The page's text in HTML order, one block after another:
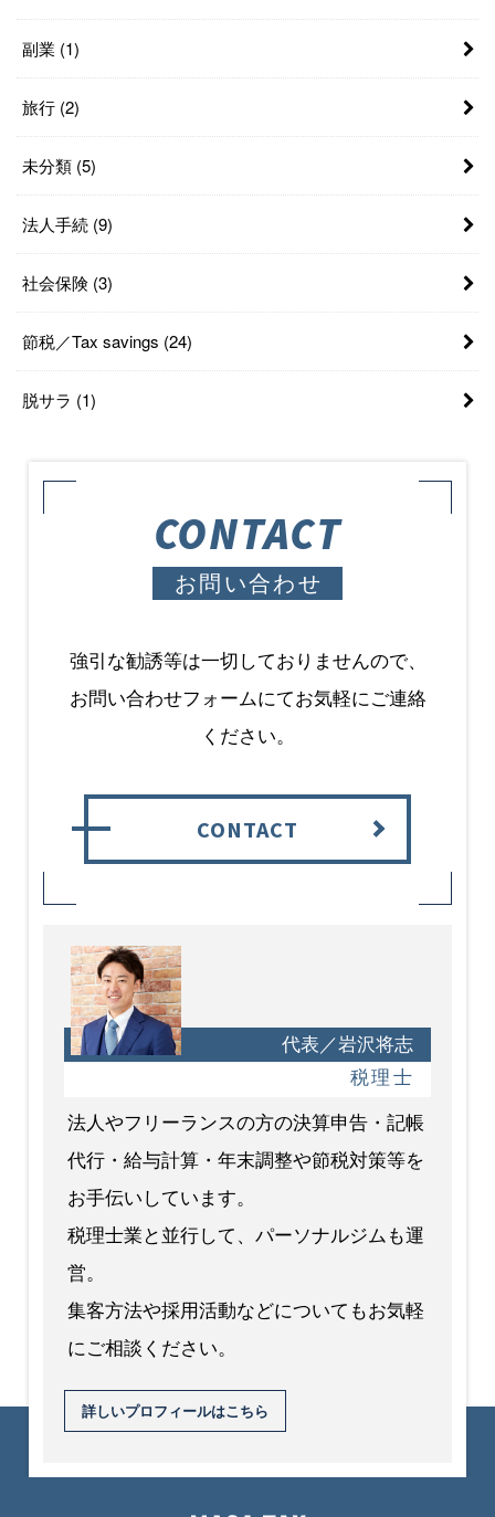
副業 (1)
旅行 (2)
未分類 (5)
法人手続 (9)
社会保険 (3)
節税／Tax savings (24)
脱サラ (1)
CONTACT
お問い合わせ
強引な勧誘等は一切しておりませんので、
お問い合わせフォームにてお気軽にご連絡
ください。
CONTACT
代表／岩沢将志
税理士
法人やフリーランスの方の決算申告・記帳
代行・給与計算・年末調整や節税対策等を
お手伝いしています。
税理士業と並行して、パーソナルジムも運
営。
集客方法や採用活動などについてもお気軽
にご相談ください。
詳しいプロフィールはこちら